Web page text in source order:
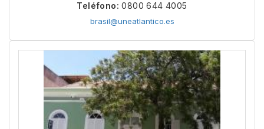
Teléfono:0800 644 4005
brasil@uneatlantico.es